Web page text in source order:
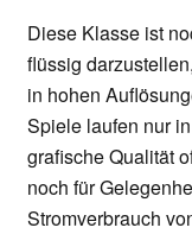
Diese Klasse ist
flüssig
in hohen
Spiele laufen nur
grafische Qualität
noch für
Stromverbrauch